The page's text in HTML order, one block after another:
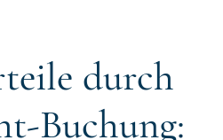
durch
Buchung: